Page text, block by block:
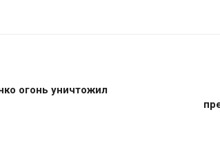
огонь уничтожил